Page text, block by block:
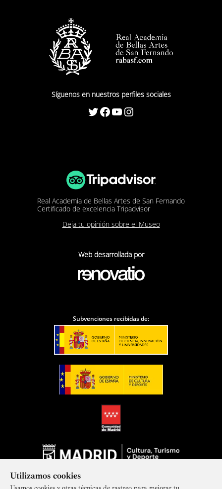
Utilizamos cookies
Síguenos en nuestros perfiles sociales
Twitter Facebook YouTube Instagram
Real Academia de Bellas Artes de San Fernando
Certificado de excelencia Tripadvisor
Deja tu opinión sobre el Museo
Web desarrollada por
Subvenciones recibidas de: